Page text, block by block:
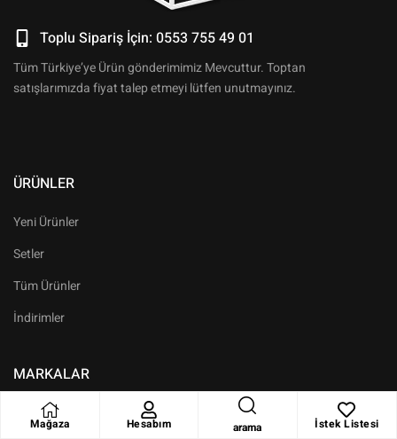
Mağaza Hesabım arama İstek Listesi
Toplu Sipariş İçin: 0553 755 49 01
Tüm Türkiye’ye Ürün gönderimimiz Mevcuttur. Toptan
satışlarımızda fiyat talep etmeyi lütfen unutmayınız.
ÜRÜNLER
Yeni Ürünler
Setler
Tüm Ürünler
İndirimler
MARKALAR
Koch Chemie